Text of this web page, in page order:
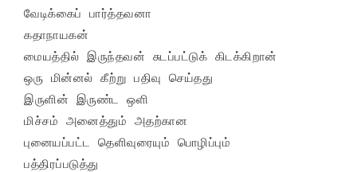
வேடிக்கைப் பார்த்தவனா
கதாநாயகன்
மையத்தில் இருந்தவன் சுடப்பட்டுக் கிடக்கிறான்
ஒரு மின்னல் கீற்று பதிவு செய்தது
இருளின் இருண்ட ஒளி
மிச்சம் அனைத்தும் அதற்கான
புனையப்பட்ட தெளிவுரையும் பொழிப்பும்
பத்திரப்படுத்து